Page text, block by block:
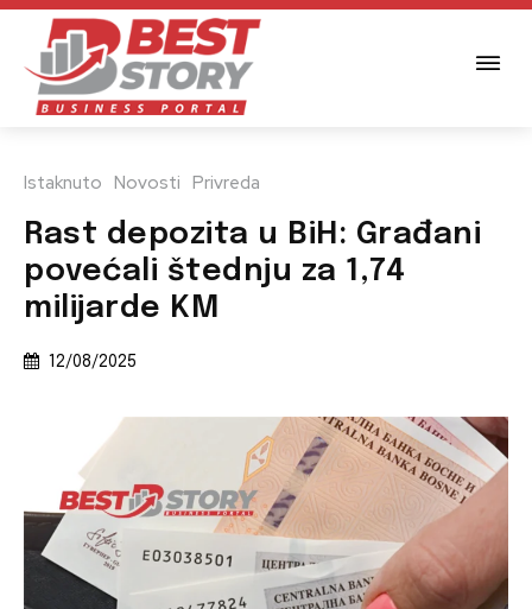
Istaknuto Novosti Privreda
Rast depozita u BiH: Građani
povećali štednju za 1,74
milijarde KM
12/08/2025